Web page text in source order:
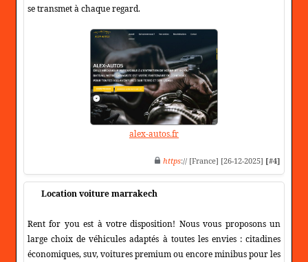
se transmet à chaque regard.
alex-autos.fr
https:// [France] [26-12-2025] [#4]
Location voiture marrakech
Rent for you est à votre disposition! Nous vous proposons un
large choix de véhicules adaptés à toutes les envies : citadines
économiques, suv, voitures premium ou encore minibus pour les